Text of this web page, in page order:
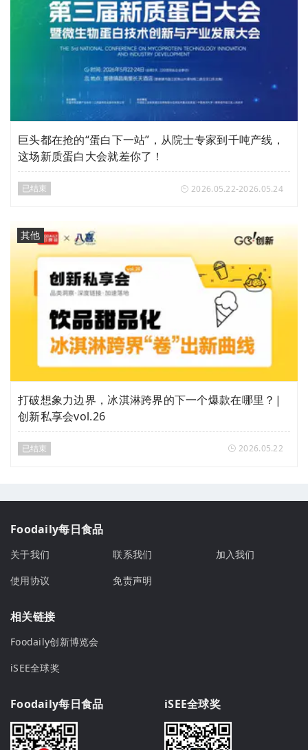
巨头都在抢的“蛋白下一站”，从院士专家到千吨产线，
这场新质蛋白大会就差你了！
已结束 2026.05.22-2026.05.24
其他
打破想象力边界，冰淇淋跨界的下一个爆款在哪里？|
创新私享会vol.26
已结束 2026.05.22
Foodaily每日食品
关于我们 联系我们
加入我们
使用协议
免责声明
相关链接
Foodaily创新博览会
iSEE全球奖
Foodaily每日食品 iSEE全球奖